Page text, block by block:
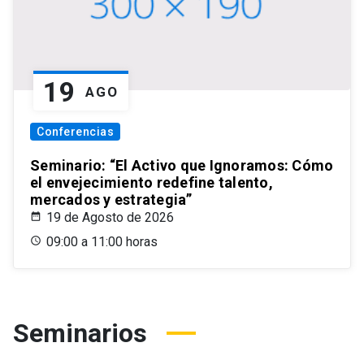
19 AGO
Conferencias
Seminario: “El Activo que Ignoramos: Cómo
el envejecimiento redefine talento,
mercados y estrategia”
19 de Agosto de 2026
09:00 a 11:00 horas
Seminarios